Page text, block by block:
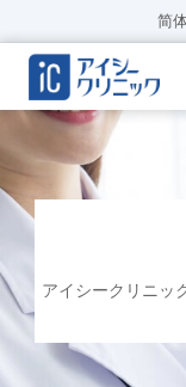
简
アイシークリニッ
クリニック紹介
診療内容
WEB予約
料金表